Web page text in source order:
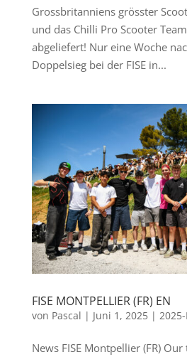
Grossbritanniens grösster
und das Chilli Pro Scooter
abgeliefert! Nur eine Woche
Doppelsieg bei der FISE in...
FISE MONTPELLIER (FR) EN
von Pascal | Juni 1, 2025| 2025-
News FISE Montpellier (FR)